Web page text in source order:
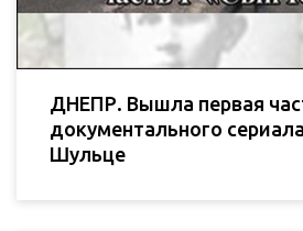
ДНЕПР. Вышла первая
документального
Шульце